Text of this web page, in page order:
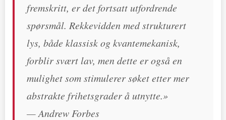
fremskritt, er det fortsatt utfordrende
spørsmål. Rekkevidden med strukturert
lys, både klassisk og kvantemekanisk,
forblir svært lav, men dette er også en
mulighet som stimulerer søket etter mer
abstrakte frihetsgrader å utnytte.»
— Andrew Forbes